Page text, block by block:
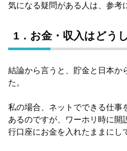
気になる疑問がある人は、参考
1．お金・収入はどう
結論から言うと、貯金と日本か
た。
私の場合、ネットでできる仕事
あるのですが、ワーホリ時に開
行口座にお金を入れたままにし